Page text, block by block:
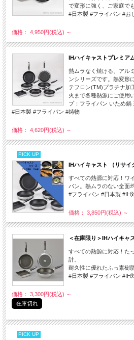
で変形に強く、ご家庭で
#日本製 #フライパン #お
価格： 4,950円(税込) ～
IHハイキャストプレミア
熱ムラなく焼ける、アル
ンシリーズです。熱変形
テフロン(TM)プラチナ加
火まで各種熱源にご使用
プ：フライパン いため鍋
#日本製 #フライパン #鋳物
価格： 4,620円(税込) ～
PICK UP
IHハイキャスト （リサイ
すべての熱源に対応！ワ
パン。熱ムラのない全面
#フライパン #日本製 #IH
価格： 3,850円(税込) ～
＜在庫限り＞IHハイキャ
すべての熱源に対応！た
計。
耐久性に優れたふっ素樹
#日本製 #フライパン #IH
価格： 3,300円(税込) ～
在庫切れ
PICK UP